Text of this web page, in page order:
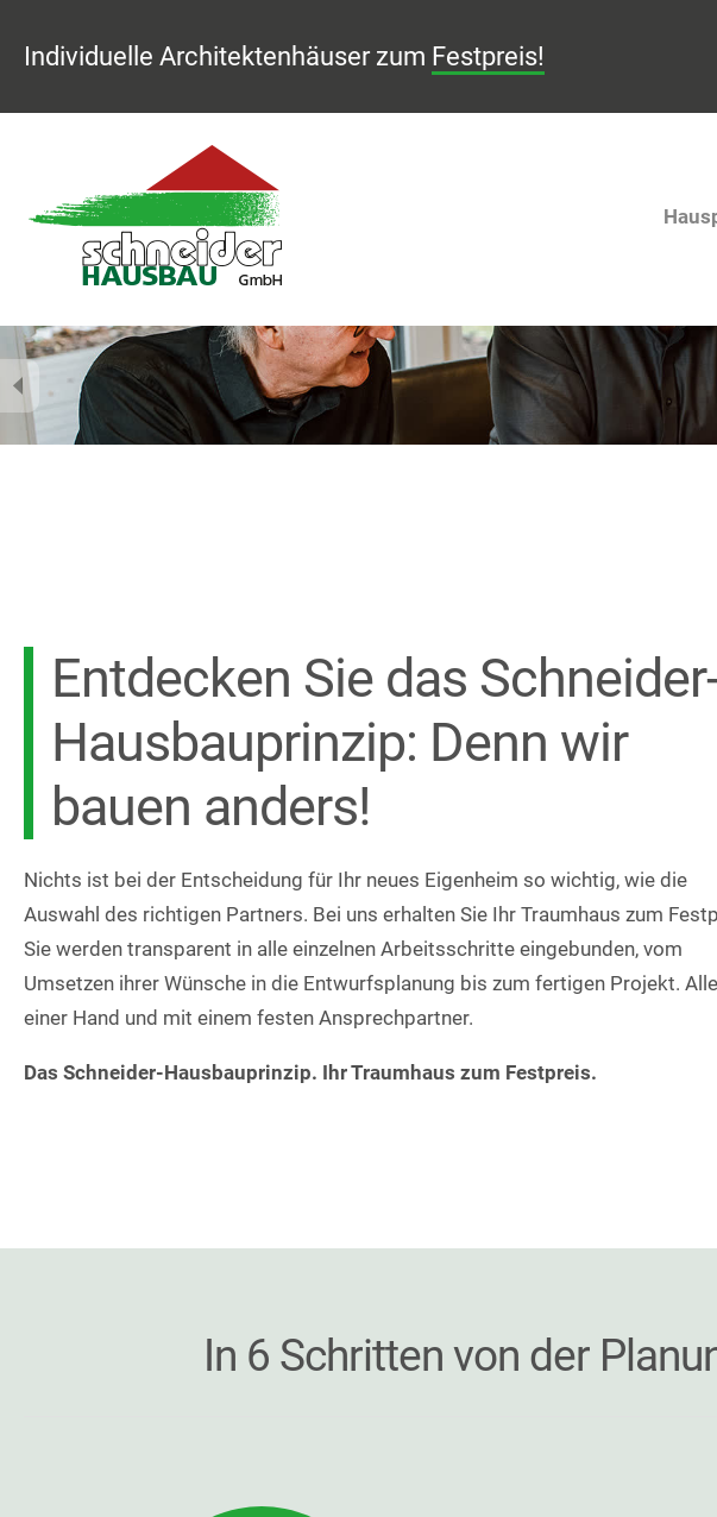
Individuelle Architektenhäuser zum Festpreis!
Entdecken Sie das
Hausbauprinzip: Denn wir
bauen anders!
Nichts ist bei der Entscheidung für Ihr neues Eigenheim so wichtig, wie die
Auswahl des richtigen Partners. Bei uns erhalten Sie Ihr Traumhaus zum
Sie werden transparent in alle einzelnen Arbeitsschritte eingebunden, vom
Umsetzen ihrer Wünsche in die Entwurfsplanung bis zum fertigen Projekt.
einer Hand und mit einem festen Ansprechpartner.
Das Schneider-Hausbauprinzip. Ihr Traumhaus zum Festpreis.
In 6 Schritten von der